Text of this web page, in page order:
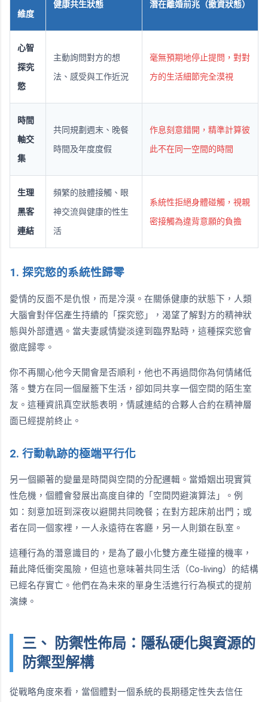
維度
健康共生狀態 潛在離婚前兆（撤資狀態）
心智
探究
慾
主動詢問對方的想
法、感受與工作近況
毫無預期地停止提問，對對
方的生活細節完全漠視
時間
軸交
集
共同規劃週末、晚餐
時間及年度度假
作息刻意錯開，精準計算彼
此不在同一空間的時間
生理
黑客
連結
頻繁的肢體接觸、眼
神交流與健康的性生
活
系統性拒絕身體碰觸，視親
密接觸為違背意願的負擔
1. 探究慾的系統性歸零
愛情的反面不是仇恨，而是冷漠。在關係健康的狀態下，人類
大腦會對伴侶產生持續的「探究慾」，渴望了解對方的精神狀
態與外部遭遇。當夫妻感情變淡達到臨界點時，這種探究慾會
徹底歸零。
你不再關心他今天開會是否順利，他也不再過問你為何情緒低
落。雙方在同一個屋簷下生活，卻如同共享一個空間的陌生室
友。這種資訊真空狀態表明，情感連結的合夥人合約在精神層
面已經提前終止。
2. 行動軌跡的極端平行化
另一個顯著的變量是時間與空間的分配邏輯。當婚姻出現實質
性危機，個體會發展出高度自律的「空間閃避演算法」。例
如：刻意加班到深夜以避開共同晚餐；在對方起床前出門；或
者在同一個家裡，一人永遠待在客廳，另一人則鎖在臥室。
這種行為的潛意識目的，是為了最小化雙方產生碰撞的機率，
藉此降低衝突風險，但這也意味著共同生活（Co-living）的結構
已經名存實亡。他們在為未來的單身生活進行行為模式的提前
演練。
三、 防禦性佈局：隱私硬化與資源的
防禦型解構
從戰略角度來看，當個體對一個系統的長期穩定性失去信任